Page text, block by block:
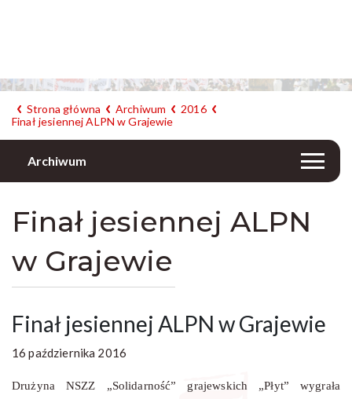
Strona główna Archiwum
2016
Finał jesiennej ALPN w Grajewie
Archiwum
Finał jesiennej ALPN
w Grajewie
Finał jesiennej ALPN w Grajewie
16 października 2016
Drużyna NSZZ „Solidarność” grajewskich „Płyt” wygrała